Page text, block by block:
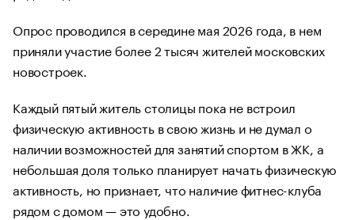
Опрос проводился в середине мая 2026 года, в нем
приняли участие более 2 тысяч жителей московских
новостроек.
Каждый пятый житель столицы пока не встроил
физическую активность в свою жизнь и не думал о
наличии возможностей для занятий спортом в ЖК, а
небольшая доля только планирует начать физическую
активность, но признает, что наличие фитнес-клуба
рядом с домом — это удобно.